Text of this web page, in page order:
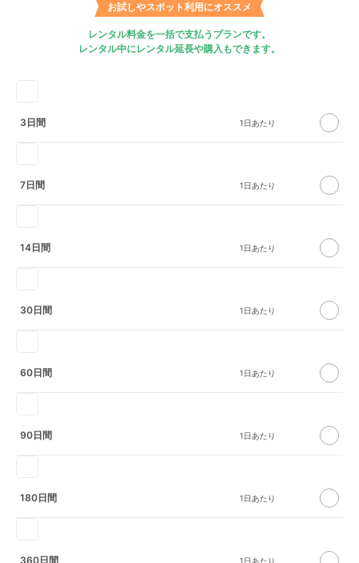
お試しやスポット利用にオススメ
レンタル料金を一括で支払うプランです。
レンタル中にレンタル延長や購入もできます。
3日間
7日間
14日間
30日間
60日間
90日間
180日間
360日間